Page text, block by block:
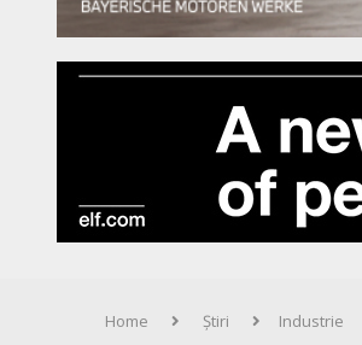
Home Știri Industrie